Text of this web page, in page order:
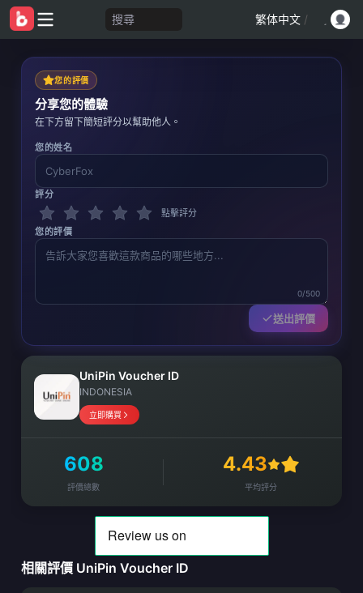
搜尋 繁体中文 /
您的評價
分享您的體驗
在下方留下簡短評分以幫助他人。
您的姓名
評分
點擊評分
您的評價
0/500
送出評價
UniPin Voucher ID
INDONESIA
立即購買
608
評價總數
4.43
平均評分
相關評價 UniPin Voucher ID